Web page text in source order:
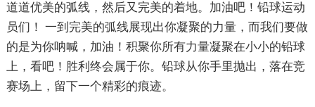
道道优美的弧线，然后又完美的着地。加油吧！铅球运动
员们！ 一到完美的弧线展现出你凝聚的力量，而我们要做
的是为你呐喊，加油！积聚你所有力量凝聚在小小的铅球
上，看吧！胜利终会属于你。铅球从你手里抛出，落在竞
赛场上，留下一个精彩的痕迹。